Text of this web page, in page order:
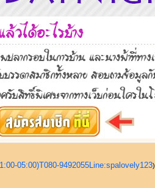
05:00)T080-9492055Line:spalovely123)